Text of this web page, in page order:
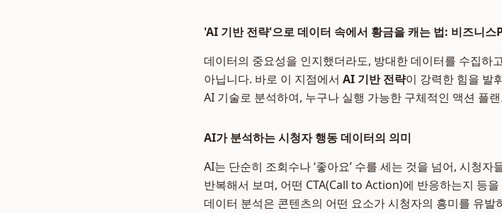
'AI 기반 전략'으로 데이터 속에서 황금을 캐는 법: 비즈니스
데이터의 중요성을 인지했더라도, 방대한 데이터를 수집하
아닙니다. 바로 이 지점에서 AI 기반 전략이 강력한 힘을 발
AI 기술로 분석하여, 누구나 실행 가능한 구체적인 액션 플
AI가 분석하는 시청자 행동 데이터의 의미
AI는 단순히 조회수나 ‘좋아요’ 수를 세는 것을 넘어, 시청
반복해서 보며, 어떤 CTA(Call to Action)에 반응하는지 등
데이터 분석은 콘텐츠의 어떤 요소가 시청자의 흥미를 유